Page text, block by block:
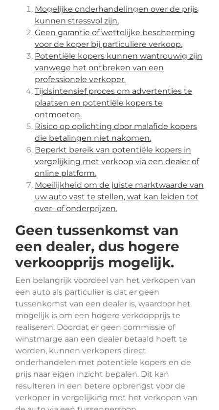
Mogelijke onderhandelingen over de prijs
kunnen stressvol zijn.
Geen garantie of wettelijke bescherming
voor de koper bij particuliere verkoop.
Potentiële kopers kunnen wantrouwig zijn
vanwege het ontbreken van een
professionele verkoper.
Tijdsintensief proces om advertenties te
plaatsen en potentiële kopers te
ontmoeten.
Risico op oplichting door malafide kopers
die betalingen niet nakomen.
Beperkt bereik van potentiële kopers in
vergelijking met verkoop via een dealer of
online platform.
Moeilijkheid om de juiste marktwaarde van
uw auto vast te stellen, wat kan leiden tot
over- of onderprijzen.
Geen tussenkomst van
een dealer, dus hogere
verkoopprijs mogelijk.
Een belangrijk voordeel van het verkopen van
een auto als particulier is dat er geen
tussenkomst van een dealer is, waardoor het
mogelijk is om een hogere verkoopprijs te
realiseren. Doordat er geen commissie of
winstmarge aan een dealer betaald hoeft te
worden, kunnen verkopers direct
onderhandelen met potentiële kopers en de
prijs naar eigen inzicht bepalen. Dit kan
resulteren in een betere opbrengst voor de
verkoper in vergelijking met het verkopen van